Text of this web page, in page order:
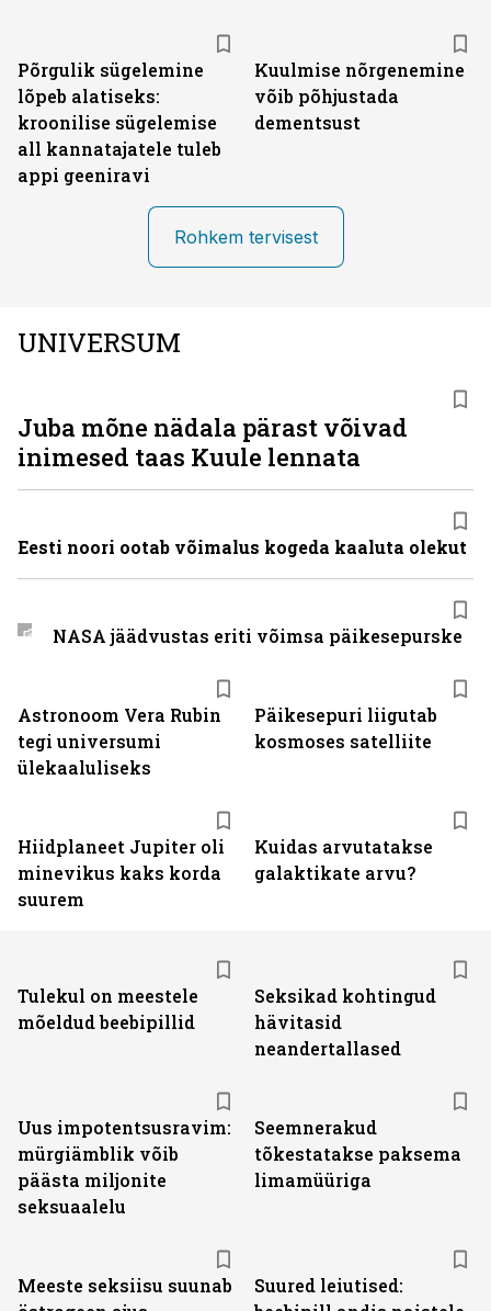
Põrgulik sügelemine
lõpeb alatiseks:
kroonilise sügelemise
all kannatajatele tuleb
appi geeniravi
Kuulmise nõrgenemine
võib põhjustada
dementsust
Rohkem tervisest
UNIVERSUM
Astronoom Vera Rubin
tegi universumi
ülekaaluliseks
Päikesepuri liigutab
kosmoses satelliite
Hiidplaneet Jupiter oli
minevikus kaks korda
suurem
Kuidas arvutatakse
galaktikate arvu?
Juba mõne nädala pärast võivad
inimesed taas Kuule lennata
Eesti noori ootab võimalus kogeda kaaluta olekut
NASA jäädvustas eriti võimsa päikesepurske
Tulekul on meestele
mõeldud beebipillid
Seksikad kohtingud
hävitasid
neandertallased
Uus impotentsusravim:
mürgiämblik võib
päästa miljonite
seksuaalelu
Seemnerakud
tõkestatakse paksema
limamüüriga
Meeste seksiisu suunab
Suured leiutised: